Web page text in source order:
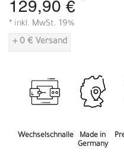
129,90 €
* inkl. MwSt. 19%
+ 0 € Versand
Wechselschnalle
Made in
Germany